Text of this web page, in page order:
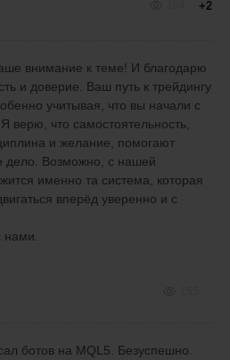
+2
внимание к теме! И благодарю
и доверие. Ваш путь к трейдингу
учитывая, что вы начали с
верю, что самостоятельность,
и желание, помогают
дело. Возможно, с нашей
именно та система, которая
вперёд уверенно и с
ботов на MQL5. Безуспешно.